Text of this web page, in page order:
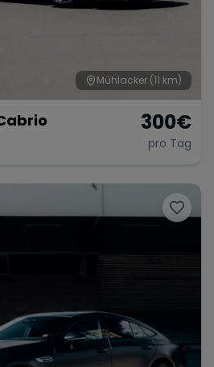
Lotus Maserati
Mühlacker (11 km)
300€
pro Tag